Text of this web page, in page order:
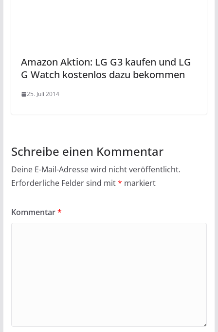
Amazon Aktion: LG G3 kaufen und LG
G Watch kostenlos dazu bekommen
25. Juli 2014
Schreibe einen Kommentar
Deine E-Mail-Adresse wird nicht veröffentlicht.
Erforderliche Felder sind mit* markiert
Kommentar*